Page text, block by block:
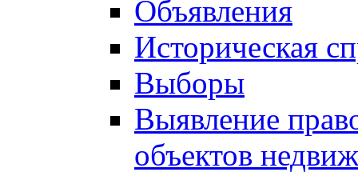
Объявления
Историческая
Выборы
Выявление
объектов